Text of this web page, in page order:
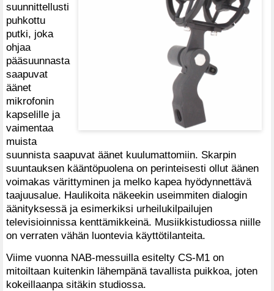
suunnittellusti
puhkottu
putki, joka
ohjaa
pääsuunnasta
saapuvat
äänet
mikrofonin
kapselille ja
vaimentaa
muista
suunnista saapuvat äänet kuulumattomiin. Skarpin
suuntauksen kääntöpuolena on perinteisesti ollut äänen
voimakas värittyminen ja melko kapea hyödynnettävä
taajuusalue. Haulikoita näkeekin useimmiten dialogin
äänityksessä ja esimerkiksi urheilukilpailujen
televisioinnissa kenttämikkeinä. Musiikkistudiossa niille
on verraten vähän luontevia käyttötilanteita.
Viime vuonna NAB-messuilla esitelty CS-M1 on
mitoiltaan kuitenkin lähempänä tavallista puikkoa, joten
kokeillaanpa sitäkin studiossa.